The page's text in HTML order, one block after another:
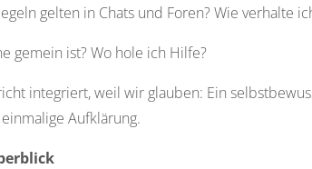
gelten in Chats und Foren? Wie verhalte
gemein ist? Wo hole ich Hilfe?
integriert, weil wir glauben: Ein
Aufklärung.